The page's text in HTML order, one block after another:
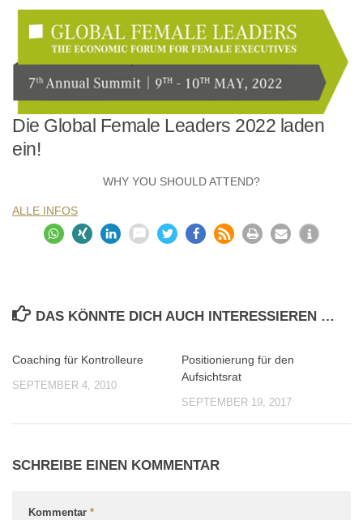
Die Global Female Leaders 2022 laden
ein!
WHY YOU SHOULD ATTEND?
ALLE INFOS
DAS KÖNNTE DICH AUCH INTERESSIEREN …
Coaching für Kontrolleure
SEPTEMBER 4, 2010
Positionierung für den
Aufsichtsrat
SEPTEMBER 19, 2017
SCHREIBE EINEN KOMMENTAR
Kommentar *